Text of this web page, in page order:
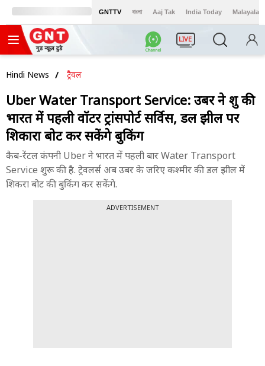
GNTTV বাংলা Aaj Tak India Today Malayalam
LIVE
Hindi News ट्रैवल
Uber Water Transport Service: उबर ने शुरू की
भारत में पहली वॉटर ट्रांसपोर्ट सर्विस, डल झील पर
शिकारा बोट कर सकेंगे बुकिंग
कैब-रेंटल कंपनी Uber ने भारत में पहली बार Water Transport
Service शुरू की है. ट्रेवलर्स अब उबर के जरिए कश्मीर की डल झील में
शिकरा बोट की बुकिंग कर सकेंगे.
ADVERTISEMENT